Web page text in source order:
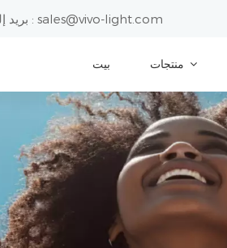
بريد إلكتروني : sales@vivo-light.com
بيت